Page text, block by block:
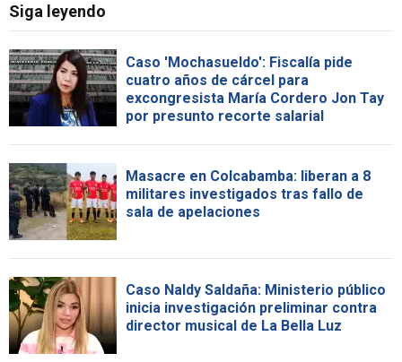
Siga leyendo
Caso 'Mochasueldo': Fiscalía pide
cuatro años de cárcel para
excongresista María Cordero Jon Tay
por presunto recorte salarial
Masacre en Colcabamba: liberan a 8
militares investigados tras fallo de
sala de apelaciones
Caso Naldy Saldaña: Ministerio público
inicia investigación preliminar contra
director musical de La Bella Luz